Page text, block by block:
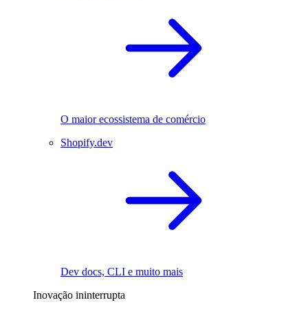
O maior ecossistema de comércio
Shopify.dev
Dev docs, CLI e muito mais
Inovação ininterrupta